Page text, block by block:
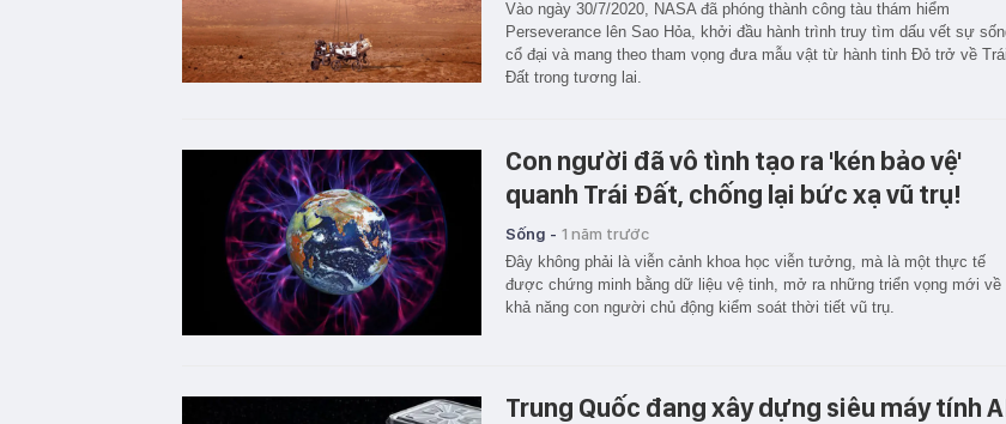
Vào ngày 30/7/2020, NASA đã phóng thành công tàu thám hiểm
Perseverance lên Sao Hỏa, khởi đầu hành trình truy tìm dấu vết sự
cổ đại và mang theo tham vọng đưa mẫu vật từ hành tinh Đỏ trở về Trái
Đất trong tương lai.
Con người đã vô tình tạo ra 'kén bảo vệ'
quanh Trái Đất, chống lại bức xạ vũ trụ!
Sống - 1 năm trước
Đây không phải là viễn cảnh khoa học viễn tưởng, mà là một thực tế
được chứng minh bằng dữ liệu vệ tinh, mở ra những triển vọng mới về
khả năng con người chủ động kiểm soát thời tiết vũ trụ.
Trung Quốc đang xây dựng siêu máy tính